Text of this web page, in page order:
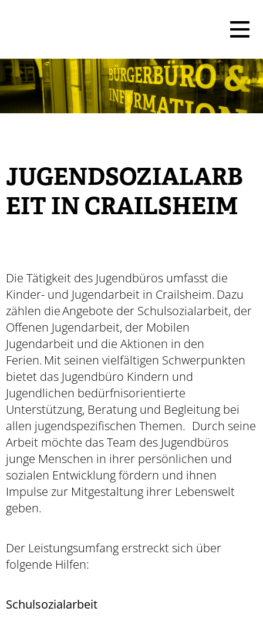
JUGENDSOZIALARB
EIT IN CRAILSHEIM
Die Tätigkeit des Jugendbüros umfasst die
Kinder- und Jugendarbeit in Crailsheim. Dazu
zählen die Angebote der Schulsozialarbeit, der
Offenen Jugendarbeit, der Mobilen
Jugendarbeit und die Aktionen in den
Ferien. Mit seinen vielfältigen Schwerpunkten
bietet das Jugendbüro Kindern und
Jugendlichen bedürfnisorientierte
Unterstützung, Beratung und Begleitung bei
allen jugendspezifischen Themen. Durch seine
Arbeit möchte das Team des Jugendbüros
junge Menschen in ihrer persönlichen und
sozialen Entwicklung fördern und ihnen
Impulse zur Mitgestaltung ihrer Lebenswelt
geben.
Der Leistungsumfang erstreckt sich über
folgende Hilfen:
Schulsozialarbeit